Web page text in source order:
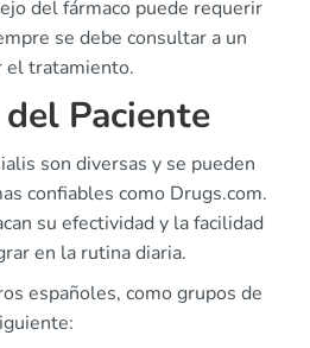
del fármaco puede requerir
se debe consultar a un
el tratamiento.
Paciente
son diversas y se pueden
confiables como Drugs.com.
su efectividad y la facilidad
en la rutina diaria.
españoles, como grupos de